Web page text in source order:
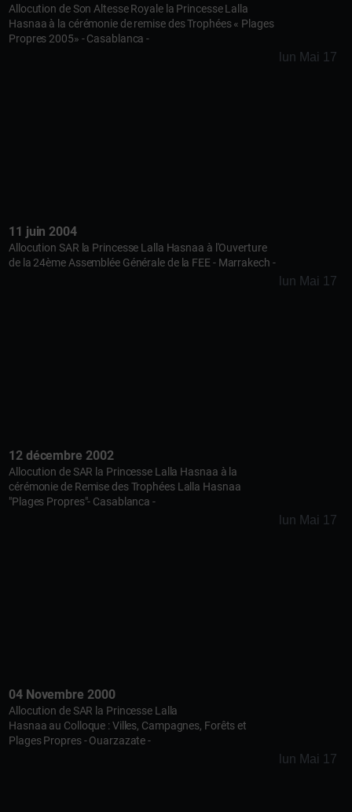
Allocution de Son Altesse Royale la Princesse Lalla
Hasnaa à la cérémonie de remise des Trophées « Plages
Propres 2005» - Casablanca -
lun Mai 17
11 juin 2004
Allocution SAR la Princesse Lalla Hasnaa à l'Ouverture
de la 24ème Assemblée Générale de la FEE - Marrakech -
lun Mai 17
12 décembre 2002
Allocution de SAR la Princesse Lalla Hasnaa à la
cérémonie de Remise des Trophées Lalla Hasnaa
"Plages Propres"- Casablanca -
lun Mai 17
04 Novembre 2000
Allocution de SAR la Princesse Lalla
Hasnaa au Colloque : Villes, Campagnes, Forêts et
Plages Propres - Ouarzazate -
lun Mai 17